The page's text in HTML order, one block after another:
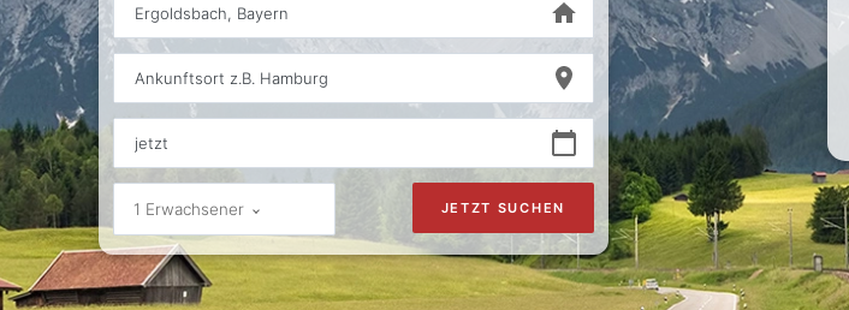
Ergoldsbach, Bayern
Ankunftsort z.B. Hamburg
1 Erwachsener JETZT SUCHEN